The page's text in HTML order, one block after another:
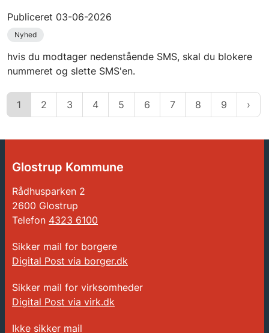
Publiceret 03-06-2026
Nyhed
hvis du modtager nedenstående SMS, skal du blokere
nummeret og slette SMS'en.
1 2 3 4 5 6 7 8 9
Glostrup Kommune
Rådhusparken 2
2600 Glostrup
Telefon 4323 6100
Sikker mail for borgere
Digital Post via borger.dk
Sikker mail for virksomheder
Digital Post via virk.dk
Ikke sikker mail